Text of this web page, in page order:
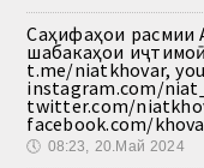
Саҳифаҳои расмии
шабакаҳои
t.me/niatkhovar,
instagram.com/
twitter.com/
facebook.com/
🕔 08:23, 20.Май 2024